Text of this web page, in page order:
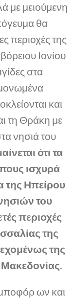
με μειούμενη
θα
περιοχές της
Ιονίου
στα
και
τη Θράκη με
νησιά του
ότι τα
ισχυρά
της Ηπείρου
του
περιοχές
της
της
μποφόρ ων και